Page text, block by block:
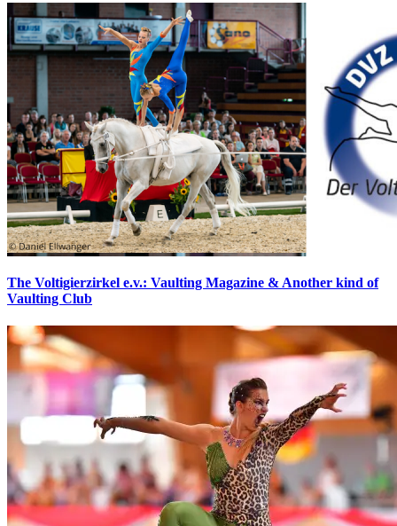
The Voltigierzirkel e.v.: Vaulting Magazine & Another kind of
Vaulting Club